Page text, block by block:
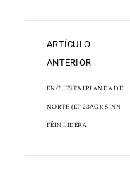
ARTÍCULO
ANTERIOR
ENCUESTA IRLANDA DEL
NORTE (LT 23AG): SINN
FÉIN LIDERA